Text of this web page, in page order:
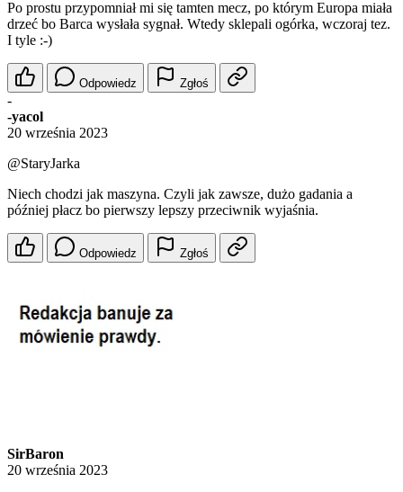
Po prostu przypomniał mi się tamten mecz, po którym Europa miała
drzeć bo Barca wysłała sygnał. Wtedy sklepali ogórka, wczoraj tez.
I tyle :-)
Odpowiedz Zgłoś
-
-yacol
20 września 2023
@StaryJarka
Niech chodzi jak maszyna. Czyli jak zawsze, dużo gadania a
później płacz bo pierwszy lepszy przeciwnik wyjaśnia.
Odpowiedz Zgłoś
SirBaron
20 września 2023